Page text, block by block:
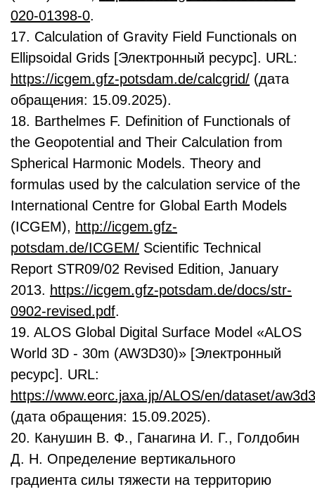
020-01398-0.
17. Calculation of Gravity Field Functionals on
Ellipsoidal Grids [Электронный ресурс]. URL:
https://icgem.gfz-potsdam.de/calcgrid/ (дата
обращения: 15.09.2025).
18. Barthelmes F. Definition of Functionals of
the Geopotential and Their Calculation from
Spherical Harmonic Models. Theory and
formulas used by the calculation service of the
International Centre for Global Earth Models
(ICGEM), http://icgem.gfz-
potsdam.de/ICGEM/ Scientific Technical
Report STR09/02 Revised Edition, January
2013. https://icgem.gfz-potsdam.de/docs/str-
0902-revised.pdf.
19. ALOS Global Digital Surface Model «ALOS
World 3D - 30m (AW3D30)» [Электронный
ресурс]. URL:
https://www.eorc.jaxa.jp/ALOS/en/dataset/
(дата обращения: 15.09.2025).
20. Канушин В. Ф., Ганагина И. Г., Голдобин
Д. Н. Определение вертикального
градиента силы тяжести на территорию